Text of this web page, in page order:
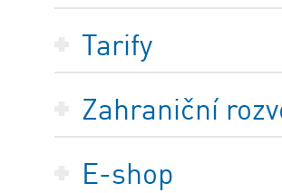
Tarify
Zahraniční
E-shop